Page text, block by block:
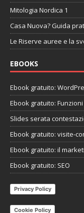
Mitologia Nordica 1
Casa Nuova? Guida
Le Riserve auree e la
EBOOKS
Ebook gratuito:
Ebook gratuito:
Slides serata
Ebook gratuito: visite-
Ebook gratuito: il
Ebook gratuito: SEO
Privacy Policy
Cookie Policy